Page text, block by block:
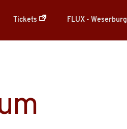
Tickets FLUX - Weserburg